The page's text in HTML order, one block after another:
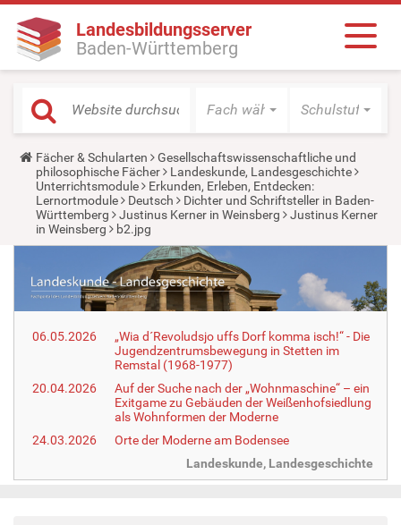
Landesbildungsserver
Baden-Württemberg
Fach wählen Schulstufe
Y
o
u
a
r
e
h
e
:
Fächer & Schularten
Gesellschaftswissenschaftliche und
philosophische Fächer
Landeskunde, Landesgeschichte
Unterrichtsmodule
Erkunden, Erleben, Entdecken:
Lernortmodule
Deutsch
Dichter und Schriftsteller in Baden-
Württemberg
Justinus Kerner in Weinsberg
Justinus Kerner
in Weinsberg
b2.jpg
06.05.2026
„Wia d´Revoludsjo uffs Dorf komma isch!“ - Die
Jugendzentrumsbewegung in Stetten im
Remstal (1968-1977)
20.04.2026
Auf der Suche nach der „Wohnmaschine“ – ein
Exitgame zu Gebäuden der Weißenhofsiedlung
als Wohnformen der Moderne
24.03.2026
Orte der Moderne am Bodensee
Landeskunde, Landesgeschichte